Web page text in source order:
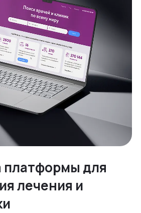
платформы для
лечения и